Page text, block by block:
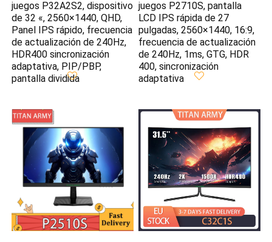
juegos P32A2S2, dispositivo
de 32 «, 2560×1440, QHD,
Panel IPS rápido, frecuencia
de actualización de 240Hz,
HDR400 sincronización
adaptativa, PIP/PBP,
pantalla dividida
juegos P2710S, pantalla
LCD IPS rápida de 27
pulgadas, 2560×1440, 16:9,
frecuencia de actualización
de 240Hz, 1ms, GTG, HDR
400, sincronización
adaptativa